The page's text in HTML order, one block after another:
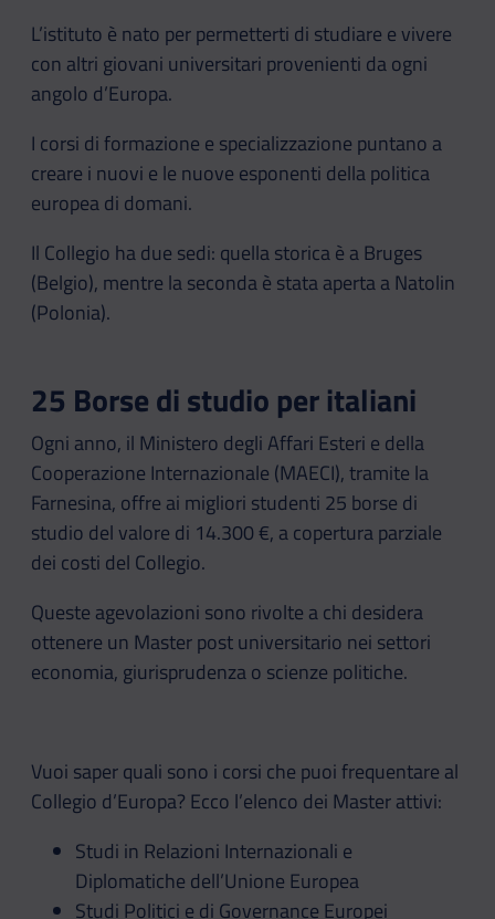
L’istituto è nato per permetterti di studiare e vivere
con altri giovani universitari provenienti da ogni
angolo d’Europa.
I corsi di formazione e specializzazione puntano a
creare i nuovi e le nuove esponenti della politica
europea di domani.
Il Collegio ha due sedi: quella storica è a Bruges
(Belgio), mentre la seconda è stata aperta a Natolin
(Polonia).
25 Borse di studio per italiani
Ogni anno, il Ministero degli Affari Esteri e della
Cooperazione Internazionale (MAECI), tramite la
Farnesina, offre ai migliori studenti 25 borse di
studio del valore di 14.300 €, a copertura parziale
dei costi del Collegio.
Queste agevolazioni sono rivolte a chi desidera
ottenere un Master post universitario nei settori
economia, giurisprudenza o scienze politiche.
Vuoi saper quali sono i corsi che puoi frequentare al
Collegio d’Europa? Ecco l’elenco dei Master attivi:
Studi in Relazioni Internazionali e
Diplomatiche dell’Unione Europea
Studi Politici e di Governance Europei